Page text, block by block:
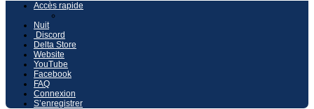
Accès rapide
Nuit
Discord
Delta Store
Website
YouTube
Facebook
FAQ
Connexion
S’enregistrer